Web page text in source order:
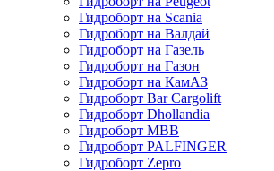
Гидроборт на Scania
Гидроборт на Валдай
Гидроборт на Газель
Гидроборт на Газон
Гидроборт на КамАЗ
Гидроборт Bar Cargolift
Гидроборт Dhollandia
Гидроборт MBB
Гидроборт PALFINGER
Гидроборт Zepro